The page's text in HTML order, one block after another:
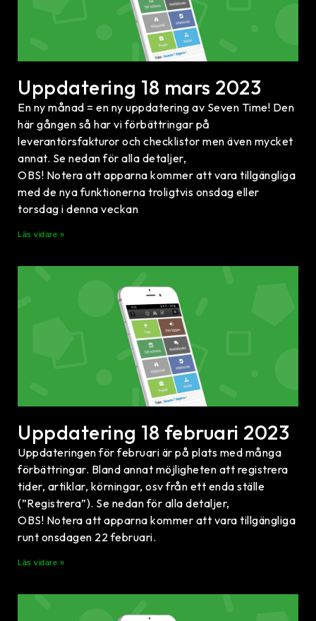
Uppdatering 18 mars 2023
En ny månad = en ny uppdatering av Seven Time! Den
här gången så har vi förbättringar på
leverantörsfakturor och checklistor men även mycket
annat. Se nedan för alla detaljer,
OBS! Notera att apparna kommer att vara tillgängliga
med de nya funktionerna troligtvis onsdag eller
torsdag i denna veckan
Läs vidare »
Uppdatering 18 februari 2023
Uppdateringen för februari är på plats med många
förbättringar. Bland annat möjligheten att registrera
tider, artiklar, körningar, osv från ett enda ställe
(”Registrera”). Se nedan för alla detaljer,
OBS! Notera att apparna kommer att vara tillgängliga
runt onsdagen 22 februari.
Läs vidare »